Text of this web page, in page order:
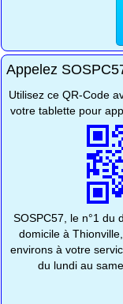
Appelez
Utilisez ce QR-Code
votre tablette pour
SOSPC57, le n°1 du
domicile à
environs à votre
du lundi au